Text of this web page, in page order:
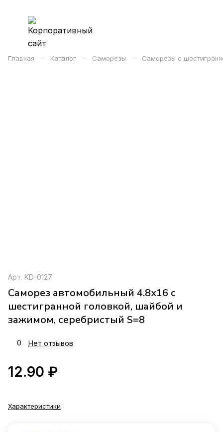
Главная – Каталог – Саморезы – Саморезы с
Арт. KD-0127
Саморез автомобильный 4.8x16 с
шестигранной головкой, шайбой и
зажимом, серебристый S=8
0 Нет отзывов
12.90 ₽
Характеристики